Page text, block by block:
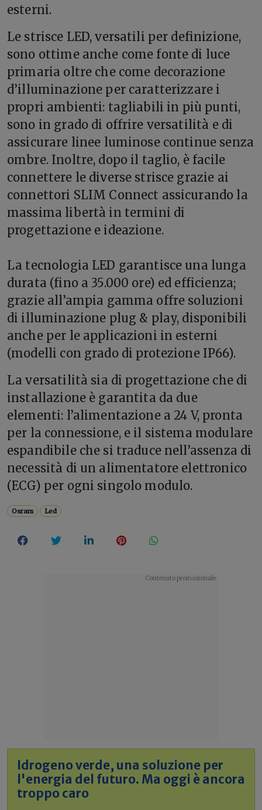
esterni.
Le strisce LED, versatili per definizione,
sono ottime anche come fonte di luce
primaria oltre che come decorazione
d’illuminazione per caratterizzare i
propri ambienti: tagliabili in più punti,
sono in grado di offrire versatilità e di
assicurare linee luminose continue senza
ombre. Inoltre, dopo il taglio, è facile
connettere le diverse strisce grazie ai
connettori SLIM Connect assicurando la
massima libertà in termini di
progettazione e ideazione.
La tecnologia LED garantisce una lunga
durata (fino a 35.000 ore) ed efficienza;
grazie all’ampia gamma offre soluzioni
di illuminazione plug & play, disponibili
anche per le applicazioni in esterni
(modelli con grado di protezione IP66).
La versatilità sia di progettazione che di
installazione è garantita da due
elementi: l’alimentazione a 24 V, pronta
per la connessione, e il sistema modulare
espandibile che si traduce nell’assenza di
necessità di un alimentatore elettronico
(ECG) per ogni singolo modulo.
Osram Led
Idrogeno verde, una soluzione per
l'energia del futuro. Ma oggi è ancora
troppo caro